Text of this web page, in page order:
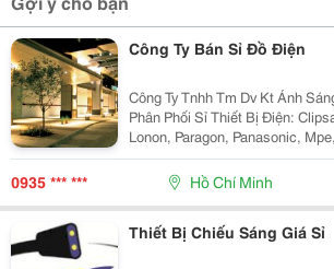
Công Ty Bán Sỉ Đồ Điện
Công Ty Tnhh Tm Dv Kt Ánh
Phân Phối Sỉ Thiết Bị Điện:
Lonon, Paragon, Panasonic, Mpe,
Phối Đèn Chiếu Sáng Nội Ngoại
Sano, Quốc Ngọc, 168 Lighting,
0935 *** *** Hồ Chí Minh
Thiết Bị Chiếu Sáng Giá Sỉ